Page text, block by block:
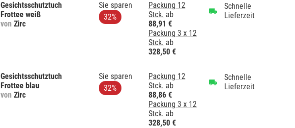
Gesichtsschutztuch
Frottee weiß
von Zirc
Sie sparen
32%
Packung 12
Stck. ab
88,91 €
Packung 3 x 12
Stck. ab
328,50 €
Schnelle
Lieferzeit
Gesichtsschutztuch
Frottee blau
von Zirc
Sie sparen
32%
Packung 12
Stck. ab
88,86 €
Packung 3 x 12
Stck. ab
328,50 €
Schnelle
Lieferzeit